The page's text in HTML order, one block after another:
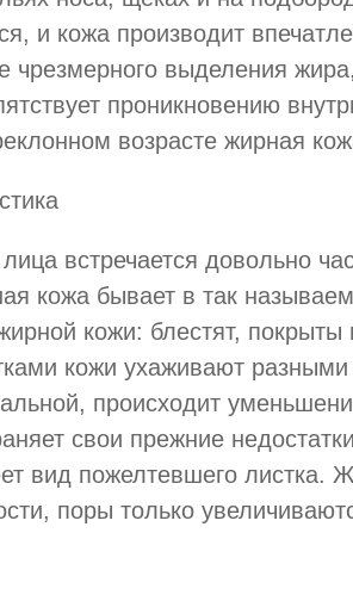
и кожа производит
чрезмерного выделения
проникновению
возрасте жирная
встречается довольно
кожа бывает в так
кожи: блестят,
кожи ухаживают
происходит
свои прежние
вид пожелтевшего листка.
поры только